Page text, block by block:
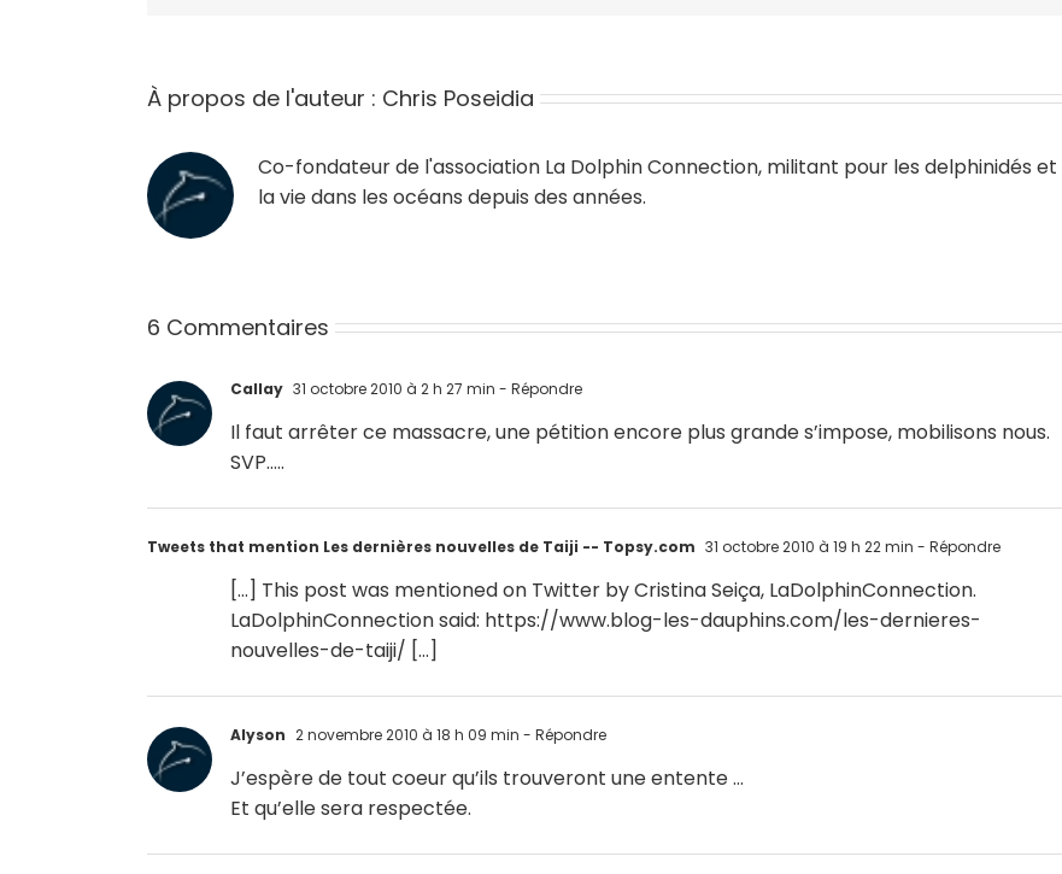
À propos de l'auteur : Chris Poseidia
Co-fondateur de l'association La Dolphin Connection, militant pour les delphinidés et
la vie dans les océans depuis des années.
6 Commentaires
Callay 31 octobre 2010 à 2 h 27 min - Répondre
Il faut arrêter ce massacre, une pétition encore plus grande s’impose, mobilisons nous.
SVP…..
Tweets that mention Les dernières nouvelles de Taiji -- Topsy.com 31 octobre 2010 à 19 h 22 min - Répondre
[…] This post was mentioned on Twitter by Cristina Seiça, LaDolphinConnection.
LaDolphinConnection said: https://www.blog-les-dauphins.com/les-dernieres-
nouvelles-de-taiji/ […]
Alyson 2 novembre 2010 à 18 h 09 min - Répondre
J’espère de tout coeur qu’ils trouveront une entente …
Et qu’elle sera respectée.